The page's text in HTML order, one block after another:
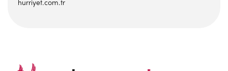
hurriyet.com.tr